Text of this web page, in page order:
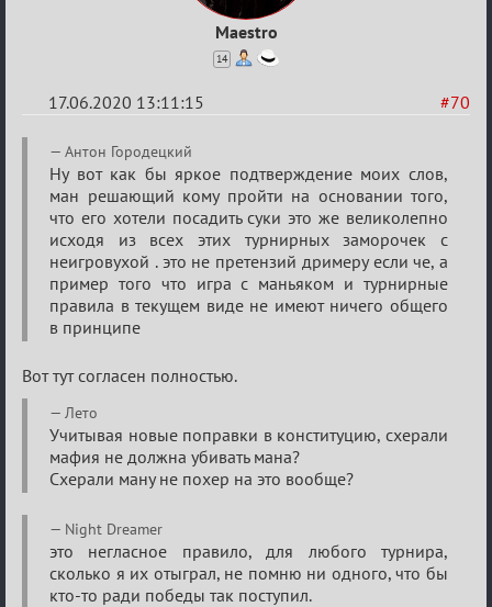
Maestro
14
#70
17.06.2020 13:11:15
Re:
Семейный
кубок
Антон Городецкий
Ну вот как бы яркое подтверждение моих слов,
ман решающий кому пройти на основании того,
что его хотели посадить суки это же великолепно
исходя из всех этих турнирных заморочек с
неигровухой . это не претензий дримеру если че, а
пример того что игра с маньяком и турнирные
правила в текущем виде не имеют ничего общего
в принципе
Вот тут согласен полностью.
Лето
Учитывая новые поправки в конституцию, схерали
мафия не должна убивать мана?
Схерали ману не похер на это вообще?
Night Dreamer
это негласное правило, для любого турнира,
сколько я их отыграл, не помню ни одного, что бы
кто-то ради победы так поступил.